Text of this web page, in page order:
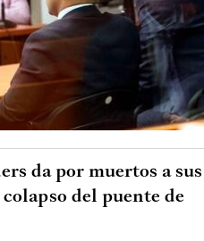
da por muertos a sus
del puente de